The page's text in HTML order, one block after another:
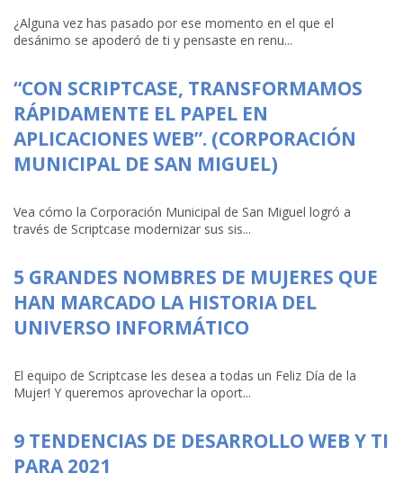
¿Alguna vez has pasado por ese momento en el que el
desánimo se apoderó de ti y pensaste en renu...
“CON SCRIPTCASE, TRANSFORMAMOS
RÁPIDAMENTE EL PAPEL EN
APLICACIONES WEB”. (CORPORACIÓN
MUNICIPAL DE SAN MIGUEL)
Vea cómo la Corporación Municipal de San Miguel logró a
través de Scriptcase modernizar sus sis...
5 GRANDES NOMBRES DE MUJERES QUE
HAN MARCADO LA HISTORIA DEL
UNIVERSO INFORMÁTICO
El equipo de Scriptcase les desea a todas un Feliz Día de la
Mujer! Y queremos aprovechar la oport...
9 TENDENCIAS DE DESARROLLO WEB Y TI
PARA 2021